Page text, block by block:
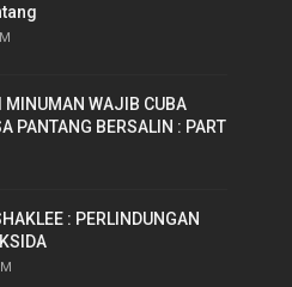
MINUMAN WAJIB CUBA
PANTANG BERSALIN : PART
: PERLINDUNGAN